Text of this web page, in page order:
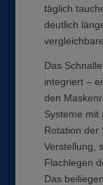
täglich
deutlich
Das
integriert –
den
Systeme mit
Rotation der
Verstellung,
Flachlegen
Das